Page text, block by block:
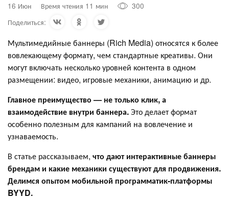
16 Июн Время чтения 11 мин
300
Поделиться:
Мультимедийные баннеры (Rich Media) относятся к более
вовлекающему формату, чем стандартные креативы. Они
могут включать несколько уровней контента в одном
размещении: видео, игровые механики, анимацию и др.
Главное преимущество — не только клик, а
взаимодействие внутри баннера.Это делает формат
особенно полезным для кампаний на вовлечение и
узнаваемость.
В статье рассказываем, что дают интерактивные баннеры
брендам и какие механики существуют для продвижения.
Делимся опытом мобильной программатик-платформы
BYYD.